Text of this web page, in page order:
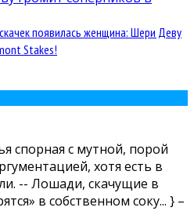
появилась женщина: Шери Деву
Stakes!
спорная с мутной, порой
хотя есть в
-- Лошади, скачущие в
в собственном соку... } –